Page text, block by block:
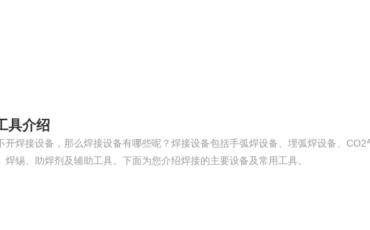
具介绍
焊接设备，那么焊接设备有哪些呢？焊接设备包括手弧焊设备、埋弧焊设备、
锡、助焊剂及辅助工具。下面为您介绍焊接的主要设备及常用工具。